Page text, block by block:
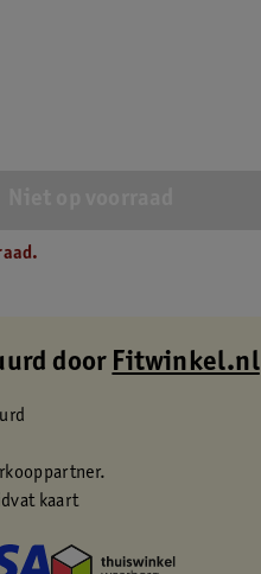
door Fitwinkel.nl
kaart